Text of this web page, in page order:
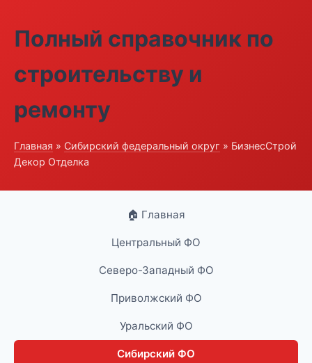
Полный справочник по
строительству и
ремонту
Главная » Сибирский федеральный округ » БизнесСтрой
Декор Отделка
🏠 Главная
Центральный ФО
Северо-Западный ФО
Приволжский ФО
Уральский ФО
Сибирский ФО